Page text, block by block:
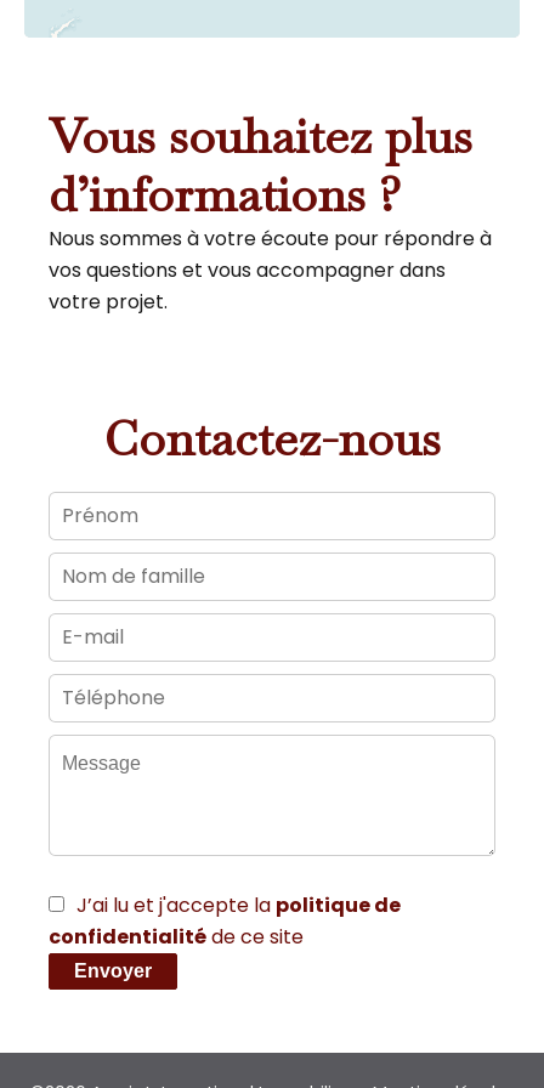
Vous souhaitez plus
d’informations ?
Nous sommes à votre écoute pour répondre à
vos questions et vous accompagner dans
votre projet.
Contactez-nous
J’ai lu et j'accepte la politique de
confidentialitéde ce site
Envoyer